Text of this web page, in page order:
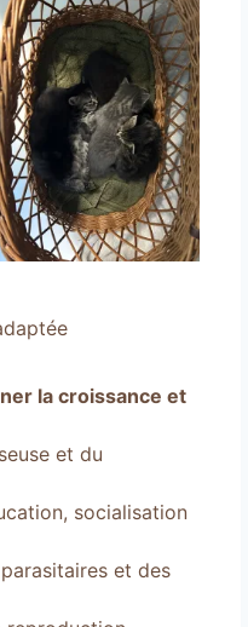
la croissance et
et du
, socialisation
et des